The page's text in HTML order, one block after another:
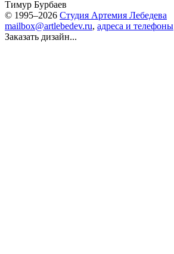
Тимур Бурбаев
© 1995–2026 Студия Артемия Лебедева
mailbox@artlebedev.ru, адреса и телефоны
Заказать дизайн...